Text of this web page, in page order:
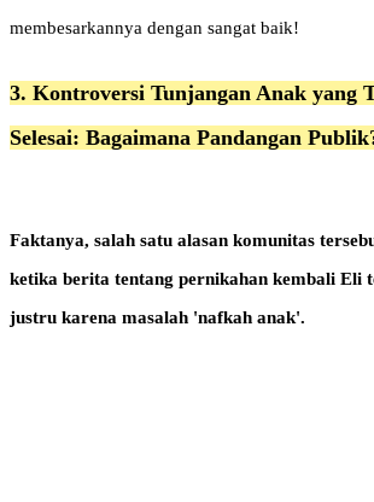
membesarkannya dengan sangat baik!
3. Kontroversi Tunjangan Anak yang
Selesai: Bagaimana Pandangan
Faktanya, salah satu alasan komunitas
ketika berita tentang pernikahan kembali Eli
justru karena masalah 'nafkah anak'.